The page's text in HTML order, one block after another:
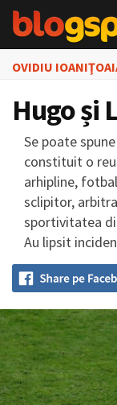
OVIDIU
Hugo și
Se poate
constituit o
arhipline,
sclipitor,
sportivitatea
Au lipsit